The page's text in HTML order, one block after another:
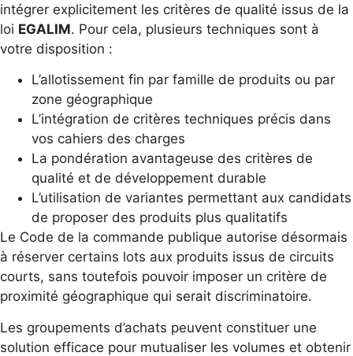
intégrer explicitement les critères de qualité issus de la
loi EGALIM. Pour cela, plusieurs techniques sont à
votre disposition :
L’allotissement fin par famille de produits ou par
zone géographique
L’intégration de critères techniques précis dans
vos cahiers des charges
La pondération avantageuse des critères de
qualité et de développement durable
L’utilisation de variantes permettant aux candidats
de proposer des produits plus qualitatifs
Le Code de la commande publique autorise désormais
à réserver certains lots aux produits issus de circuits
courts, sans toutefois pouvoir imposer un critère de
proximité géographique qui serait discriminatoire.
Les groupements d’achats peuvent constituer une
solution efficace pour mutualiser les volumes et obtenir